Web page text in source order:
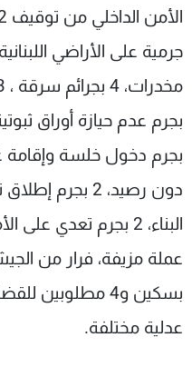
عملة مزيفة، فرار من
بسكين و4
عدلية مختلفة.
الإنـتـاج